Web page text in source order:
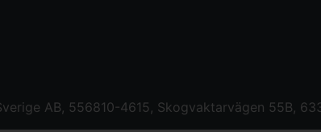
AB , 556810-4615, Skogvaktarvägen 55B,